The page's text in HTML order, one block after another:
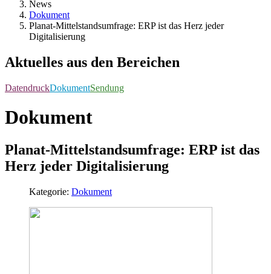
News
Dokument
Planat-Mittelstandsumfrage: ERP ist das Herz jeder
Digitalisierung
Aktuelles aus den Bereichen
DatendruckDokumentSendung
Dokument
Planat-Mittelstandsumfrage: ERP ist das
Herz jeder Digitalisierung
Kategorie: Dokument